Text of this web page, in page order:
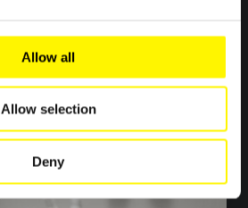
Allow all
Allow selection
Deny